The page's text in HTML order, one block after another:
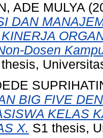
ADE MULYA
DAN
Dosen
BIG FIVE
KELAS
X. S1 thesis,